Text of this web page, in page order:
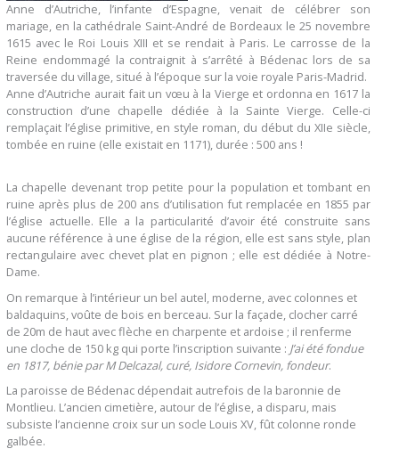
Anne d’Autriche, l’infante d’Espagne, venait de célébrer son
mariage, en la cathédrale Saint-André de Bordeaux le 25 novembre
1615 avec le Roi Louis XIII et se rendait à Paris. Le carrosse de la
Reine endommagé la contraignit à s’arrêté à Bédenac lors de sa
traversée du village, situé à l’époque sur la voie royale Paris-Madrid.
Anne d’Autriche aurait fait un vœu à la Vierge et ordonna en 1617 la
construction d’une chapelle dédiée à la Sainte Vierge. Celle-ci
remplaçait l’église primitive, en style roman, du début du XIIe siècle,
tombée en ruine (elle existait en 1171), durée : 500 ans !
La chapelle devenant trop petite pour la population et tombant en
ruine après plus de 200 ans d’utilisation fut remplacée en 1855 par
l’église actuelle. Elle a la particularité d’avoir été construite sans
aucune référence à une église de la région, elle est sans style, plan
rectangulaire avec chevet plat en pignon ; elle est dédiée à Notre-
Dame.
On remarque à l’intérieur un bel autel, moderne, avec colonnes et
baldaquins, voûte de bois en berceau. Sur la façade, clocher carré
de 20m de haut avec flèche en charpente et ardoise ; il renferme
une cloche de 150 kg qui porte l’inscription suivante : J’ai été fondue
en 1817, bénie par M Delcazal, curé, Isidore Cornevin, fondeur.
La paroisse de Bédenac dépendait autrefois de la baronnie de
Montlieu. L’ancien cimetière, autour de l’église, a disparu, mais
subsiste l’ancienne croix sur un socle Louis XV, fût colonne ronde
galbée.